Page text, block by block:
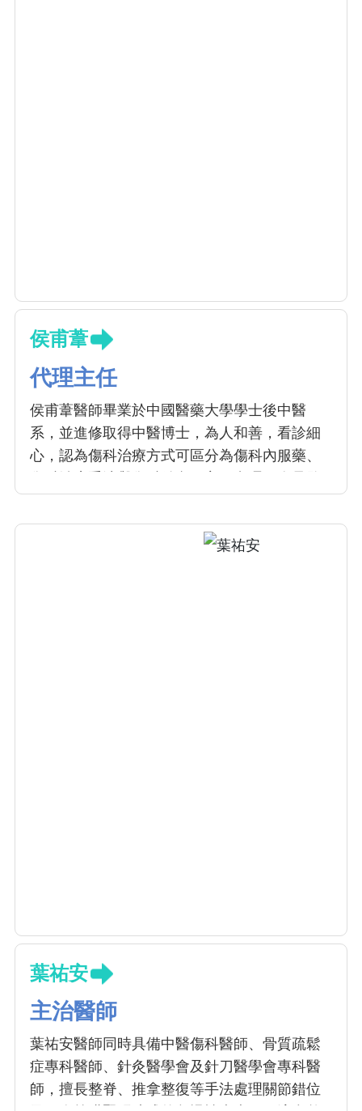
侯甫葦
代理主任
侯甫葦醫師畢業於中國醫藥大學學士後中醫
系，並進修取得中醫博士，為人和善，看診細
心，認為傷科治療方式可區分為傷科內服藥、
後遺症之治療、退化性關節疾病與癌症放化療
之副作用，透過手法整復、內服藥與針灸處
葉祐安
主治醫師
葉祐安醫師同時具備中醫傷科醫師、骨質疏鬆
症專科醫師、針灸醫學會及針刀醫學會專科醫
師，擅長整脊、推拿整復等手法處理關節錯位